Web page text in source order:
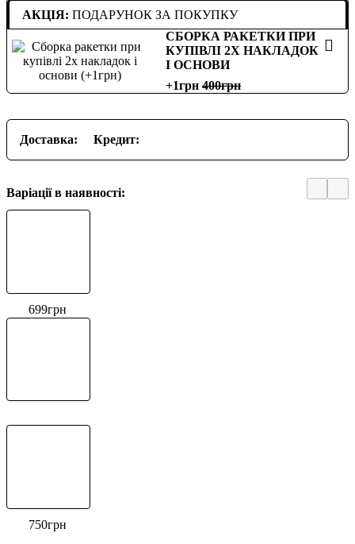
АКЦІЯ: ПОДАРУНОК ЗА ПОКУПКУ
СБОРКА РАКЕТКИ ПРИ
КУПІВЛІ 2Х НАКЛАДОК
І ОСНОВИ
+1грн 400
Доставка: Кредит:
Варіації в наявності:
699грн
750грн